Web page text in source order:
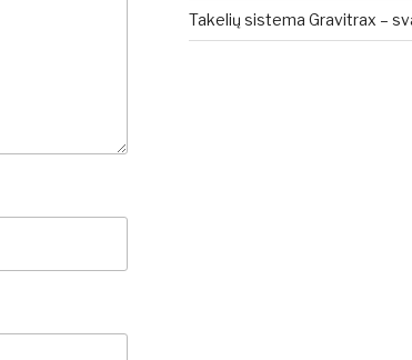
Takelių sistema Gravitrax –